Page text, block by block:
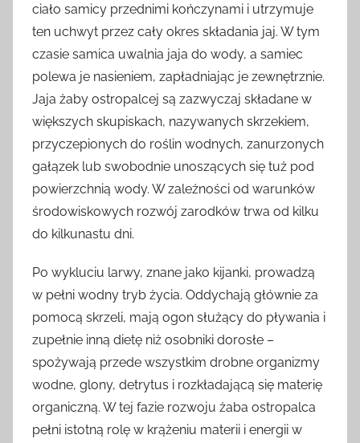
ciało samicy przednimi kończynami i utrzymuje
ten uchwyt przez cały okres składania jaj. W tym
czasie samica uwalnia jaja do wody, a samiec
polewa je nasieniem, zapładniając je zewnętrznie.
Jaja żaby ostropalcej są zazwyczaj składane w
większych skupiskach, nazywanych skrzekiem,
przyczepionych do roślin wodnych, zanurzonych
gałązek lub swobodnie unoszących się tuż pod
powierzchnią wody. W zależności od warunków
środowiskowych rozwój zarodków trwa od kilku
do kilkunastu dni.
Po wykluciu larwy, znane jako kijanki, prowadzą
w pełni wodny tryb życia. Oddychają głównie za
pomocą skrzeli, mają ogon służący do pływania i
zupełnie inną dietę niż osobniki dorosłe –
spożywają przede wszystkim drobne organizmy
wodne, glony, detrytus i rozkładającą się materię
organiczną. W tej fazie rozwoju żaba ostropalca
pełni istotną rolę w krążeniu materii i energii w